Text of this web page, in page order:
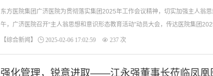
东方医院集团广济医院为贯彻落实集团2025年工作会议精神，切实加强主人翁
午，广济医院召开“主人翁思想和意识形态教育活动”动员大会，传达医院集团
主任、护士长、职能和社区卫生服务管理中心负责人及全体党员参
【综合新闻】 2025-02-06 17:02:59 237 次
强化管理，锐意进取——江永强董事长莅临凤凰